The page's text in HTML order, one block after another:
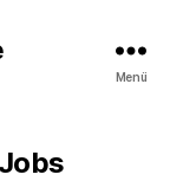
Menü